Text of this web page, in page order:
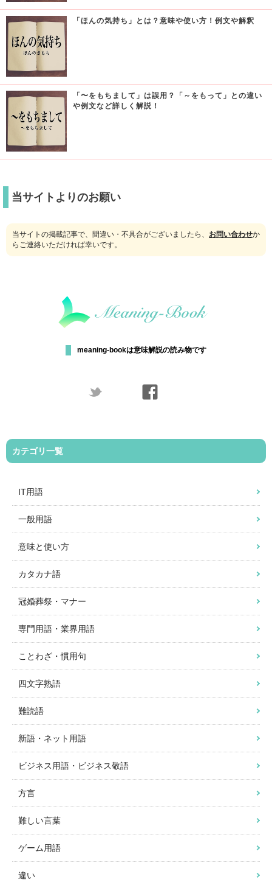
「ほんの気持ち」とは？意味や使い方！例文や解釈
「〜をもちまして」は誤用？「～をもって」との違い
や例文など詳しく解説！
当サイトよりのお願い
当サイトの掲載記事で、間違い・不具合がございましたら、 お問い合わせか
らご連絡いただければ幸いです。
meaning-bookは意味解説の読み物です
カテゴリ一覧
IT用語
一般用語
意味と使い方
カタカナ語
冠婚葬祭・マナー
専門用語・業界用語
ことわざ・慣用句
四文字熟語
難読語
新語・ネット用語
ビジネス用語・ビジネス敬語
方言
難しい言葉
ゲーム用語
違い